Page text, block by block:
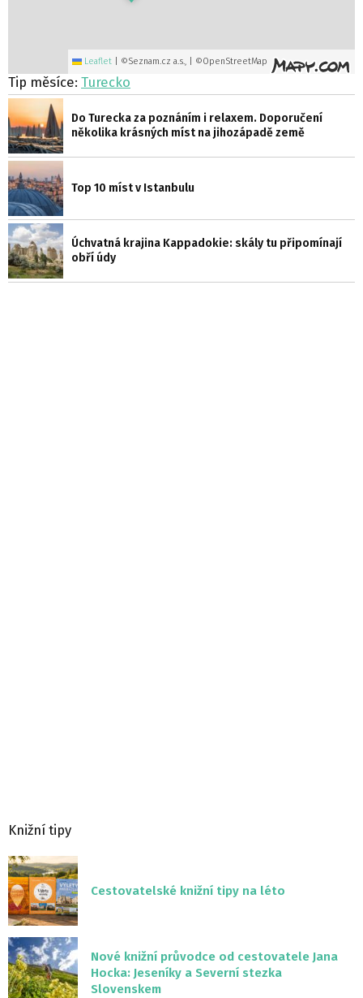
Leaflet ©Seznam.cz a.s., | ©OpenStreetMap
Tip měsíce: Turecko
Do Turecka za poznáním i relaxem. Doporučení
několika krásných míst na jihozápadě země
Top 10 míst v Istanbulu
Úchvatná krajina Kappadokie: skály tu připomínají
obří údy
Knižní tipy
Cestovatelské knižní tipy na léto
Nové knižní průvodce od cestovatele Jana
Hocka: Jeseníky a Severní stezka
Slovenskem